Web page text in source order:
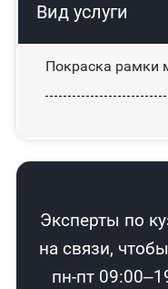
Вид услуги
Покраска рамки
Эксперты по
на связи,
пн-пт